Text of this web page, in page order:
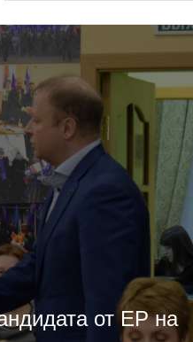
от ЕР на